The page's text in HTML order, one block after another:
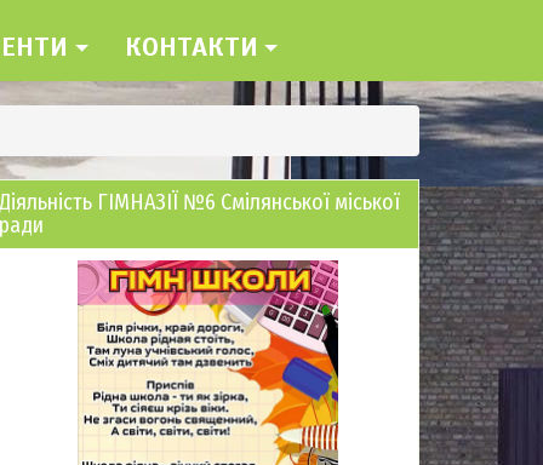
КОНТАКТИ
Діяльність ГІМНАЗІЇ №6 Смілянської міської
ради